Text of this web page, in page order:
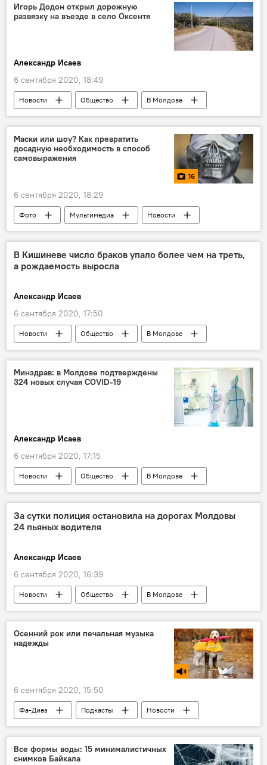
Игорь Додон открыл дорожную
развязку на въезде в село Оксентя
Александр Исаев
6 сентября 2020, 18:49
Новости Общество
В Молдове
Игорь Додон
Маски или шоу? Как превратить
досадную необходимость в способ
самовыражения
16
6 сентября 2020, 18:29
Фото Мультимедиа
Новости
Общество
В мире
В Кишиневе число браков упало более чем на треть,
а рождаемость выросла
Александр Исаев
6 сентября 2020, 17:50
Новости Общество
В Молдове
демография
Минздрав: в Молдове подтверждены
324 новых случая COVID-19
Александр Исаев
6 сентября 2020, 17:15
Новости Общество
В Молдове
Коронавирус
За сутки полиция остановила на дорогах Молдовы
24 пьяных водителя
Александр Исаев
6 сентября 2020, 16:39
Новости Общество
В Молдове
пьяный за рулем
Осенний рок или печальная музыка
надежды
6 сентября 2020, 15:50
Фа-Диез Подкасты Новости
Все формы воды: 15 минималистичных
снимков Байкала